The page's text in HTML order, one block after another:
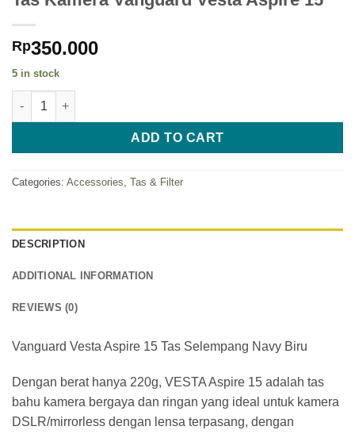
Rp350.000
5 in stock
Tas Kamera Vanguard Vesta Aspire 15 quantity
ADD TO CART
Categories: Accessories Tas & Filter
DESCRIPTION
ADDITIONAL INFORMATION
REVIEWS (0)
Vanguard Vesta Aspire 15 Tas Selempang Navy Biru
Dengan berat hanya 220g, VESTA Aspire 15 adalah tas
bahu kamera bergaya dan ringan yang ideal untuk kamera
DSLR/mirrorless dengan lensa terpasang, dengan